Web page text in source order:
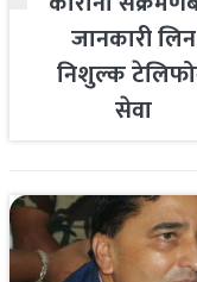
जानकारी लिन
निशुल्क
सेवा